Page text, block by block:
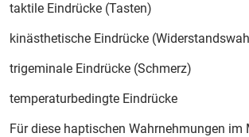
taktile Eindrücke (Tasten)
kinästhetische Eindrücke
trigeminale Eindrücke (Schmerz)
temperaturbedingte Eindrücke
Für diese haptischen Wahrnehmungen im